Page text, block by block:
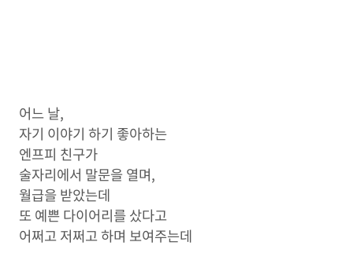
어느 날,
자기 이야기 하기 좋아하는
엔프피 친구가
술자리에서 말문을 열며,
월급을 받았는데
또 예쁜 다이어리를 샀다고
어쩌고 저쩌고 하며 보여주는데